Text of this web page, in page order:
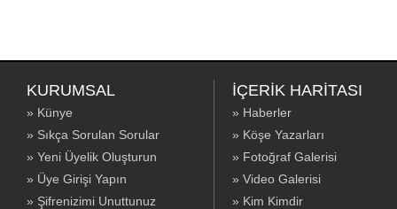
KURUMSAL
» Künye
» Sıkça Sorulan Sorular
» Yeni Üyelik Oluşturun
» Üye Girişi Yapın
» Şifrenizimi Unuttunuz
İÇERİK HARİTASI
» Haberler
» Köşe Yazarları
» Fotoğraf Galerisi
» Video Galerisi
» Kim Kimdir